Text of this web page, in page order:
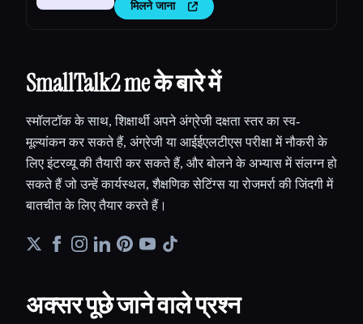
मिलने जाना
SmallTalk2 me के बारे में
स्मॉलटॉक के साथ, शिक्षार्थी अपने अंग्रेजी दक्षता स्तर का स्व-
मूल्यांकन कर सकते हैं, अंग्रेजी या आईईएलटीएस परीक्षा में नौकरी के
लिए इंटरव्यू की तैयारी कर सकते हैं, और बोलने के अभ्यास में संलग्न हो
सकते हैं जो उन्हें कार्यस्थल, शैक्षणिक सेटिंग्स या रोजमर्रा की जिंदगी में
बातचीत के लिए तैयार करते हैं।
अक्सर पूछे जाने वाले प्रश्न